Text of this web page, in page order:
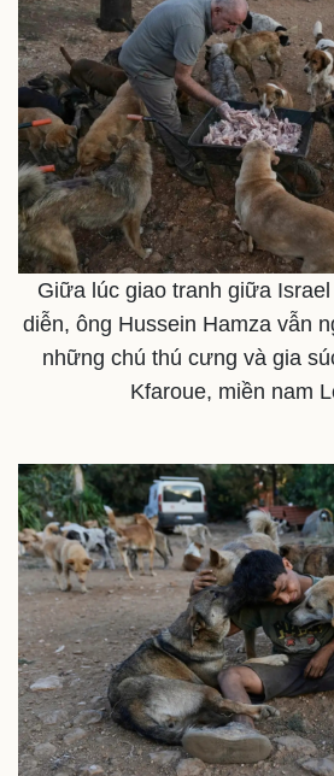
Thế giới
Quan sát
Video
E-
Giữa lúc giao tranh giữa
diễn, ông Hussein Hamza vẫn
những chú thú cưng và gia
Kfaroue, miền nam